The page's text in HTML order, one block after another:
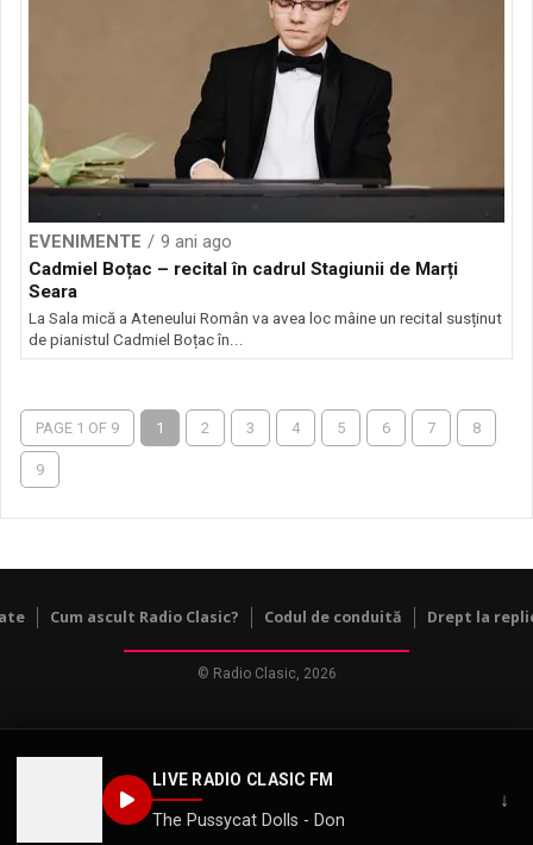
LIVE RADIO CLASIC FM
The Pussycat Dolls - Don
↓
EVENIMENTE
9 ani ago
Cadmiel Boțac – recital în cadrul Stagiunii de Marți
Seara
La Sala mică a Ateneului Român va avea loc mâine un recital susținut
de pianistul Cadmiel Boțac în...
PAGE 1 OF 9 1 2 3 4 5 6 7 8
9
Cum ascult Radio Clasic? Codul de conduită Drept la
© Radio Clasic, 2026